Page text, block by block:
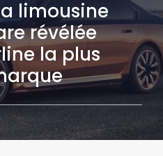
limousine
révélée
la plus